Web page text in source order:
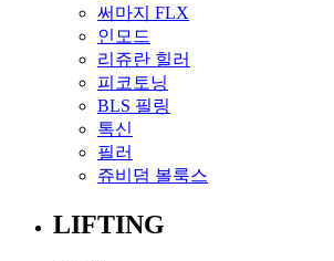
써마지 FLX
인모드
리쥬란 힐러
피코토닝
BLS 필링
톡신
필러
쥬비덤 볼룩스
LIFTING